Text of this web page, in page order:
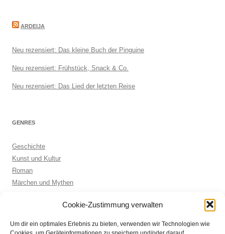
Cookie-Zustimmung verwalten
Um dir ein optimales Erlebnis zu bieten, verwenden wir Technologien wie
ARDEIJA
Neu rezensiert: Das kleine Buch der Pinguine
Neu rezensiert: Frühstück, Snack & Co.
Neu rezensiert: Das Lied der letzten Reise
GENRES
Geschichte
Kunst und Kultur
Roman
Märchen und Mythen
Sachbuch allgemein